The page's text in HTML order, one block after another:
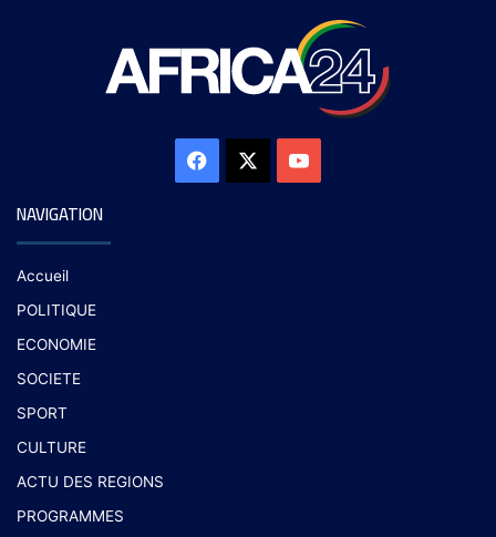
NAVIGATION
Accueil
POLITIQUE
ECONOMIE
SOCIETE
SPORT
CULTURE
ACTU DES REGIONS
PROGRAMMES